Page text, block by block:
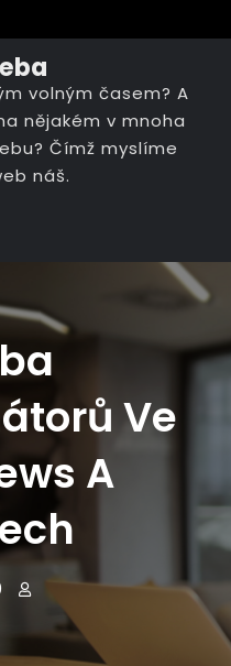
volným časem? A
nějakém v mnoha
Čímž myslíme
náš.
Ve
A